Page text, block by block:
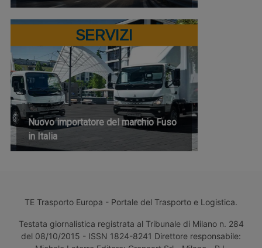
SERVIZI
Nuovo importatore del marchio Fuso
in Italia
TE Trasporto Europa - Portale del Trasporto e Logistica.
Testata giornalistica registrata al Tribunale di Milano n. 284
del 08/10/2015 - ISSN 1824-8241 Direttore responsabile: